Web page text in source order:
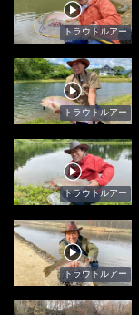
トラウトルアー
トラウトルアー
トラウトルアー
トラウトルアー